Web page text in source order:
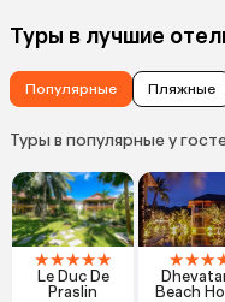
Туры в лучшие
Популярные Пляжные
Туры в популярные у
★★★★★
Le Duc De
Praslin
★★★
Beach